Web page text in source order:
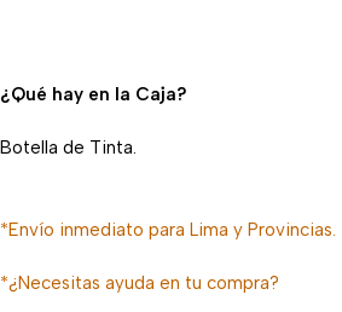
¿Qué hay en la Caja?
Botella de Tinta.
*Envío inmediato para Lima y Provincias.
*¿Necesitas ayuda en tu compra?